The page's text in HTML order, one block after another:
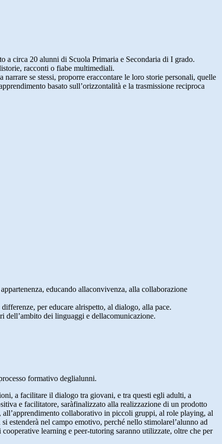
circa 20 alunni di Scuola Primaria e Secondaria di I grado.
racconti o fiabe multimediali.
se stessi, proporre eraccontare le loro storie personali, quelle
basato sull’orizzontalità e la trasmissione reciproca
educando allaconvivenza, alla collaborazione
per educare alrispetto, al dialogo, alla pace.
dell’ambito dei linguaggi e dellacomunicazione.
formativo deglialunni.
a facilitare il dialogo tra giovani, e tra questi egli adulti, a
e facilitatore, saràfinalizzato alla realizzazione di un prodotto
collaborativo in piccoli gruppi, al role playing, al
nel campo emotivo, perché nello stimolarel’alunno ad
learning e peer-tutoring saranno utilizzate, oltre che per